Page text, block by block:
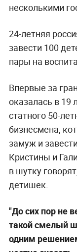
несколькими
24-летняя
завести 100
пары на
Впервые за
оказалась в 19
статного 50-
бизнесмена,
замуж и
Кристины и
в шутку
детишек.
"До сих пор не
такой смелый
одним